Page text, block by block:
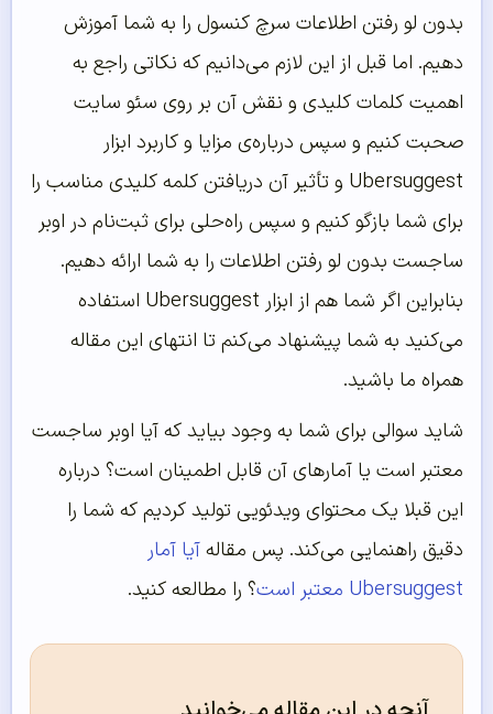
بدون لو رفتن اطلاعات سرچ کنسول را به شما آموزش
دهیم. اما قبل از این لازم می‌دانیم که نکاتی راجع به
اهمیت کلمات کلیدی و نقش آن بر روی سئو سایت
صحبت کنیم و سپس درباره‌ی مزایا و کاربرد ابزار
Ubersuggest و تأثیر آن دریافتن کلمه کلیدی مناسب را
برای شما بازگو کنیم و سپس راه‌حلی برای ثبت‌نام در اوبر
ساجست بدون لو رفتن اطلاعات را به شما ارائه دهیم.
بنابراین اگر شما هم از ابزار Ubersuggest استفاده
می‌کنید به شما پیشنهاد می‌کنم تا انتهای این مقاله
همراه ما باشید.
شاید سوالی برای شما به وجود بیاید که آیا اوبر ساجست
معتبر است یا آمارهای آن قابل اطمینان است؟ درباره
این قبلا یک محتوای ویدئویی تولید کردیم که شما را
دقیق راهنمایی می‌کند. پس مقالهآیا آمار
Ubersuggest معتبر است
؟ را مطالعه کنید.